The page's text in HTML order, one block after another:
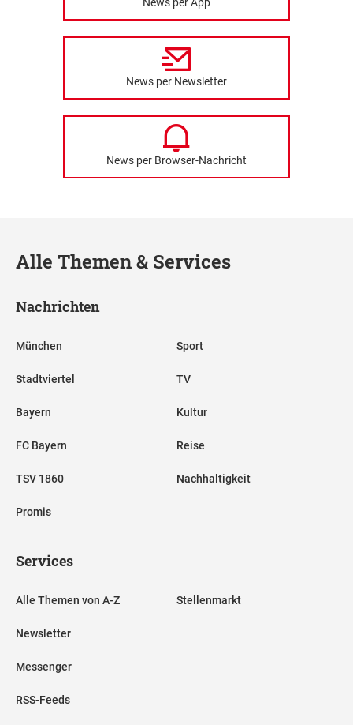
News per App
News per Newsletter
News per Browser-Nachricht
Alle Themen & Services
Nachrichten
München
Stadtviertel
Bayern
FC Bayern
TSV 1860
Promis
Sport
TV
Kultur
Reise
Nachhaltigkeit
Services
Alle Themen von A-Z
Newsletter
Messenger
RSS-Feeds
Stellenmarkt